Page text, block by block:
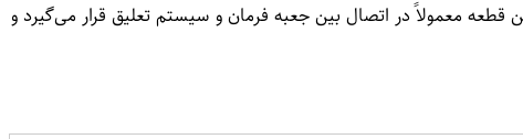
معمولاً در اتصال بین جعبه فرمان و سیستم تعلیق قرار می‌گیرد و